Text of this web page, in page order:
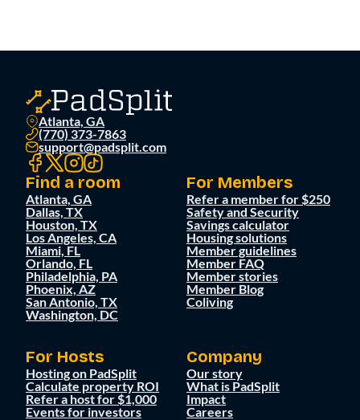
Atlanta, GA
(770) 373-7863
support@padsplit.com
Find a room
Atlanta, GA
Dallas, TX
Houston, TX
Los Angeles, CA
Miami, FL
Orlando, FL
Philadelphia, PA
Phoenix, AZ
San Antonio, TX
Washington, DC
For Members
Refer a member for $250
Safety and Security
Savings calculator
Housing solutions
Member guidelines
Member FAQ
Member stories
Member Blog
Coliving
For Hosts
Hosting on PadSplit
Calculate property ROI
Refer a host for $1,000
Events for investors
Company
Our story
What is PadSplit
Impact
Careers